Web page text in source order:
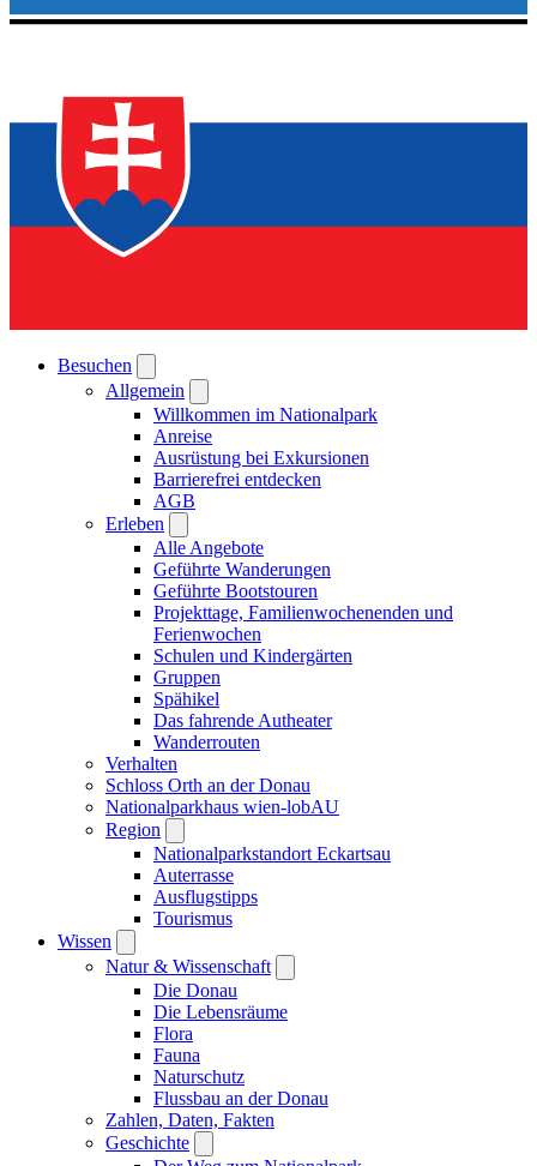
Besuchen
Allgemein
Willkommen im Nationalpark
Anreise
Ausrüstung bei Exkursionen
Barrierefrei entdecken
AGB
Erleben
Alle Angebote
Geführte Wanderungen
Geführte Bootstouren
Projekttage, Familienwochenenden und
Ferienwochen
Schulen und Kindergärten
Gruppen
Spähikel
Das fahrende Autheater
Wanderrouten
Verhalten
Schloss Orth an der Donau
Nationalparkhaus wien-lobAU
Region
Nationalparkstandort Eckartsau
Auterrasse
Ausflugstipps
Tourismus
Wissen
Natur & Wissenschaft
Die Donau
Die Lebensräume
Flora
Fauna
Naturschutz
Flussbau an der Donau
Zahlen, Daten, Fakten
Geschichte